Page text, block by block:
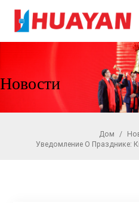
Новости
Дом /
Уведомление О Празднике: